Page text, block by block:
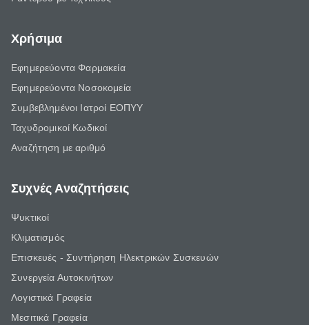
Χρήσιμα
Εφημερεύοντα Φαρμακεία
Εφημερεύοντα Νοσοκομεία
Συμβεβλημένοι Ιατροί ΕΟΠΥΥ
Ταχυδρομικοί Κωδικοί
Αναζήτηση με αριθμό
Συχνές Αναζητήσεις
Ψυκτικοί
Κλιματισμός
Επισκευές - Συντήρηση Ηλεκτρικών Συσκευών
Συνεργεία Αυτοκινήτων
Λογιστικά Γραφεία
Μεσιτικά Γραφεία